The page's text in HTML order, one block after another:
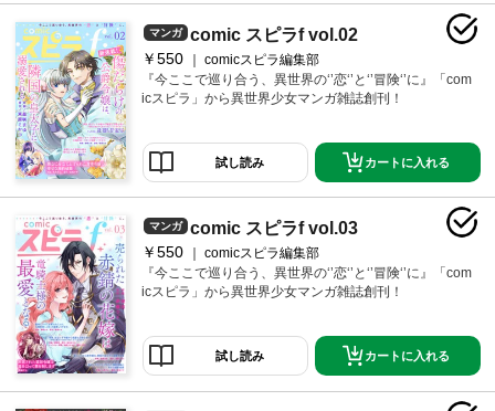
マンガ comic スピラf vol.02
￥550
comicスピラ編集部
『今ここで巡り合う、異世界の‘’恋‘’と‘’冒険‘’に』「com
icスピラ」から異世界少女マンガ雑誌創刊！
試し読み カートに入れる
マンガ comic スピラf vol.03
￥550
comicスピラ編集部
『今ここで巡り合う、異世界の‘’恋‘’と‘’冒険‘’に』「com
icスピラ」から異世界少女マンガ雑誌創刊！
試し読み カートに入れる